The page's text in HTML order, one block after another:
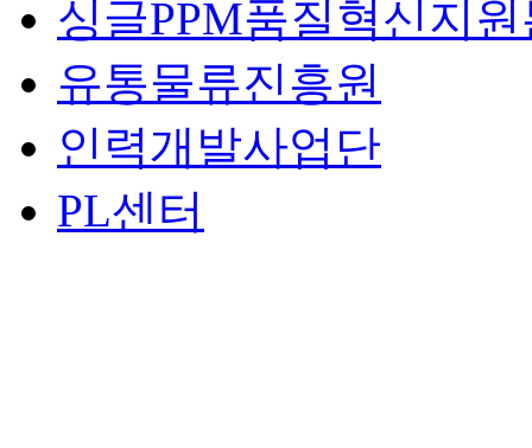
싱글PPM품질혁신지
유통물류진흥원
인력개발사업단
PL센터